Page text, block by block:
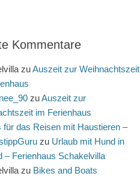
Kommentare
zuAuszeit zur Weihnachtszeit
zuAuszeit zur
im Ferienhaus
für das Reisen mit Haustieren –
zu Urlaub mit Hund in
– Ferienhaus Schakelvilla
zu Bikes and Boats